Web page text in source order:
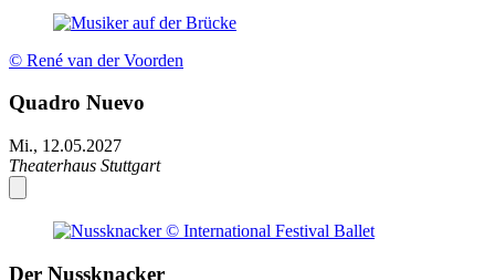
© René van der Voorden
Quadro Nuevo
Mi., 12.05.2027
Theaterhaus Stuttgart
Der Nussknacker